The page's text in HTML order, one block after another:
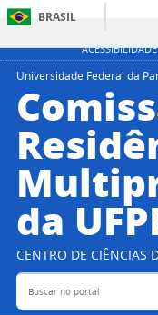
ACESSIBILIDADE
BRASIL
Universidade Federal da
da
CENTRO DE CIÊNCIAS
Buscar no portal